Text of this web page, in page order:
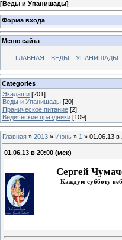
[Веды и Упанишады]
Форма входа
Меню сайта
ГЛАВНАЯ ВЕДЫ УПАНИШАДЫ
Categories
Экадаши [201]
Веды и Упанишады [20]
Праническое питание [2]
Ведические праздники [109]
Главная » 2013 » Июнь » 1 » 01.06.13 в
01.06.13 в 20:00 (мск)
Сергей
Каждую субботу